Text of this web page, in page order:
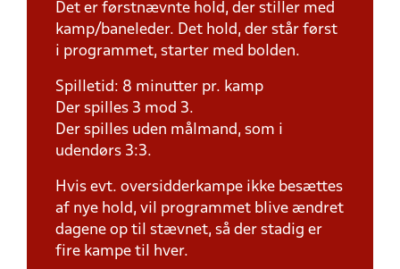
Det er førstnævnte hold, der stiller med
kamp/baneleder. Det hold, der står først
i programmet, starter med bolden.
Spilletid: 8 minutter pr. kamp
Der spilles 3 mod 3.
Der spilles uden målmand, som i
udendørs 3:3.
Hvis evt. oversidderkampe ikke besættes
af nye hold, vil programmet blive ændret
dagene op til stævnet, så der stadig er
fire kampe til hver.